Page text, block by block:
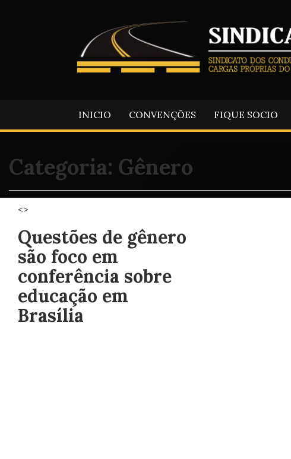
INICIO CONVENÇÕES FIQUE SOCIO
Categoria: Gênero
<>
Questões de gênero
são foco em
conferência sobre
educação em
Brasília